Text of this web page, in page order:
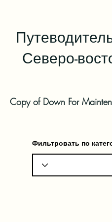
Северо-
Copy of Down For
Фильтровать по